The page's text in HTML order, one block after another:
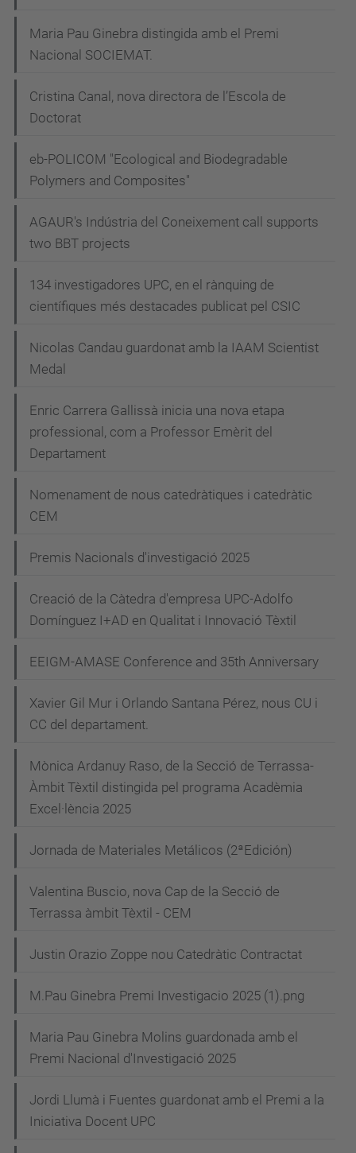
Maria Pau Ginebra distingida amb el Premi
Nacional SOCIEMAT.
Cristina Canal, nova directora de l’Escola de
Doctorat
eb-POLICOM "Ecological and Biodegradable
Polymers and Composites"
AGAUR's Indústria del Coneixement call supports
two BBT projects
134 investigadores UPC, en el rànquing de
científiques més destacades publicat pel CSIC
Nicolas Candau guardonat amb la IAAM Scientist
Medal
Enric Carrera Gallissà inicia una nova etapa
professional, com a Professor Emèrit del
Departament
Nomenament de nous catedràtiques i catedràtic
CEM
Premis Nacionals d'investigació 2025
Creació de la Càtedra d'empresa UPC-Adolfo
Domínguez I+AD en Qualitat i Innovació Tèxtil
EEIGM-AMASE Conference and 35th Anniversary
Xavier Gil Mur i Orlando Santana Pérez, nous CU i
CC del departament.
Mònica Ardanuy Raso, de la Secció de Terrassa-
Àmbit Tèxtil distingida pel programa Acadèmia
Excel·lència 2025
Jornada de Materiales Metálicos (2ªEdición)
Valentina Buscio, nova Cap de la Secció de
Terrassa àmbit Tèxtil - CEM
Justin Orazio Zoppe nou Catedràtic Contractat
M.Pau Ginebra Premi Investigacio 2025 (1).png
Maria Pau Ginebra Molins guardonada amb el
Premi Nacional d'Investigació 2025
Jordi Llumà i Fuentes guardonat amb el Premi a la
Iniciativa Docent UPC